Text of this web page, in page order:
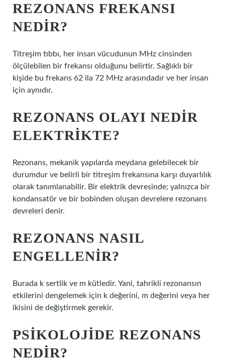
REZONANS FREKANSI
NEDIR?
Titreşim tıbbı, her insan vücudunun MHz cinsinden
ölçülebilen bir frekansı olduğunu belirtir. Sağlıklı bir
kişide bu frekans 62 ila 72 MHz arasındadır ve her insan
için aynıdır.
REZONANS OLAYI NEDIR
ELEKTRIKTE?
Rezonans, mekanik yapılarda meydana gelebilecek bir
durumdur ve belirli bir titreşim frekansına karşı duyarlılık
olarak tanımlanabilir. Bir elektrik devresinde; yalnızca bir
kondansatör ve bir bobinden oluşan devrelere rezonans
devreleri denir.
REZONANS NASIL
ENGELLENIR?
Burada k sertlik ve m kütledir. Yani, tahrikli rezonansın
etkilerini dengelemek için k değerini, m değerini veya her
ikisini de değiştirmek gerekir.
PSIKOLOJIDE REZONANS
NEDIR?